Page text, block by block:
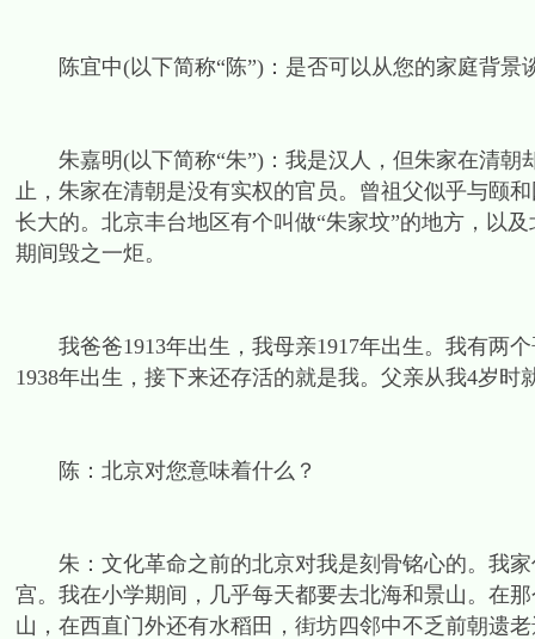
陈宜中(以下简称“陈”)：是否可以从您的家庭背景
朱嘉明(以下简称“朱”)：我是汉人，但朱家在清朝
止，朱家在清朝是没有实权的官员。曾祖父似乎与颐
长大的。北京丰台地区有个叫做“朱家坟”的地方，以
期间毁之一炬。
我爸爸1913年出生，我母亲1917年出生。我有两个
1938年出生，接下来还存活的就是我。父亲从我4岁
陈：北京对您意味着什么？
朱：文化革命之前的北京对我是刻骨铭心的。我家
宫。我在小学期间，几乎每天都要去北海和景山。在
山，在西直门外还有水稻田，街坊四邻中不乏前朝遗